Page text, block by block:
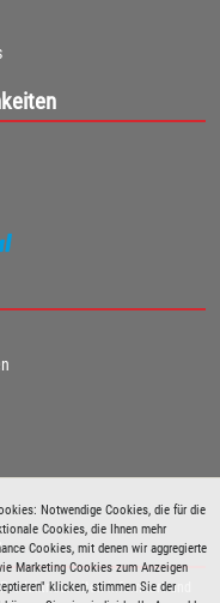
Notwendige Cookies, die für die
Cookies, die Ihnen mehr
Cookies, mit denen wir aggregierte
Marketing Cookies zum Anzeigen
klicken, stimmen Sie der
informiert und